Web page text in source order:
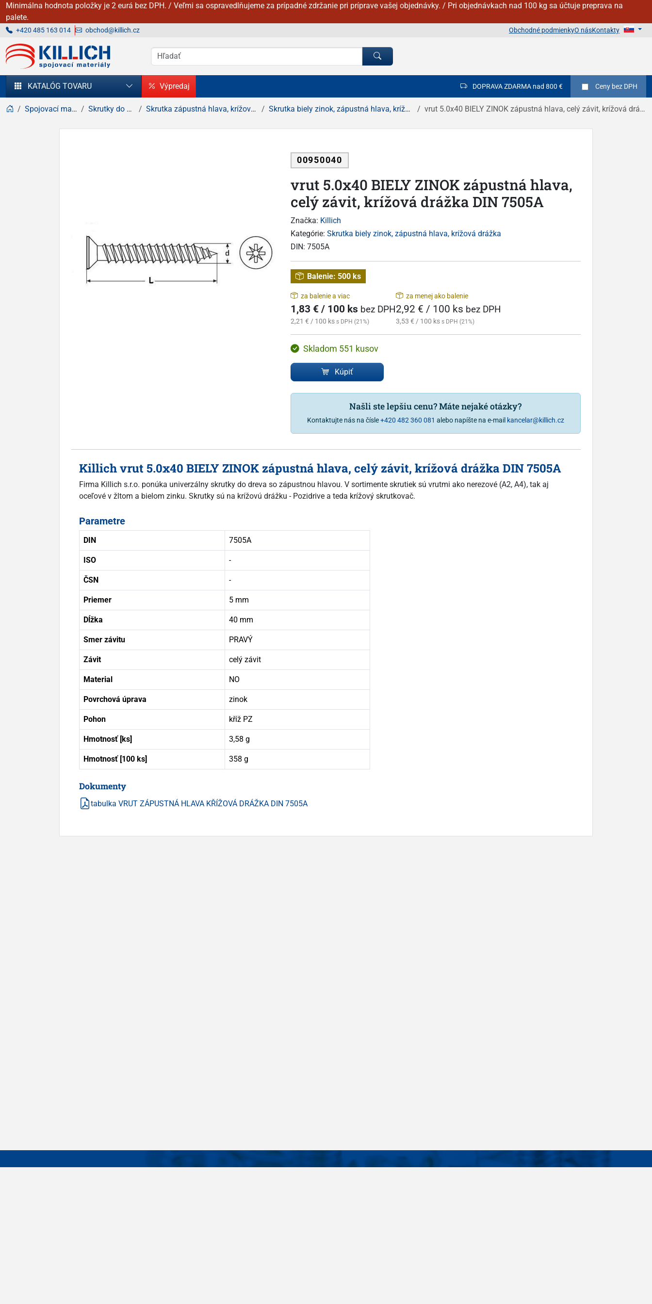
Minimálna hodnota položky je 2 eurá bez DPH. / Veľmi sa ospravedlňujeme za prípadné zdržanie pri príprave vašej objednávky. / Pri objednávkach nad 100 kg sa účtuje preprava na
palete.
+420 485 163 014 obchod@killich.cz Obchodné podmienkyO násKontakty
KILLICH - Spojovacie materiály
KATALÓG TOVARU Výpredaj DOPRAVA ZDARMA nad 800 € Ceny bez DPH
Spojovací materiál Skrutky do dreva Skrutka zápustná hlava, krížová drážka Skrutka biely zinok, zápustná hlava, krížová drážka vrut 5.0x40 BIELY ZINOK zápustná hlava, celý závit, krížová drážka DIN 7505A
00950040
vrut 5.0x40 BIELY ZINOK zápustná hlava,
celý závit, krížová drážka DIN 7505A
Značka: Killich
Kategórie: Skrutka biely zinok, zápustná hlava, krížová drážka
DIN: 7505A
Balenie: 500 ks
za balenie a viac
1,83 € / 100 ks bez DPH
2,21 € / 100 ks s DPH (21%)
za menej ako balenie
2,92 € / 100 ks bez DPH
3,53 € / 100 ks s DPH (21%)
Skladom 551 kusov
Kúpiť
Našli ste lepšiu cenu? Máte nejaké otázky?
Kontaktujte nás na čísle+420 482 360 081 alebo napíšte na e-mail kancelar@killich.cz
Killich vrut 5.0x40 BIELY ZINOK zápustná hlava, celý závit, krížová drážka DIN 7505A
Firma Killich s.r.o. ponúka univerzálny skrutky do dreva so zápustnou hlavou. V sortimente skrutiek sú vrutmi ako nerezové (A2, A4), tak aj
oceľové v žltom a bielom zinku. Skrutky sú na krížovú drážku - Pozidrive a teda krížový skrutkovač.
Parametre
DIN 7505A
ISO -
ČSN -
Priemer 5 mm
Dĺžka 40 mm
Smer závitu PRAVÝ
Závit celý závit
Material NO
Povrchová úprava zinok
Pohon kříž PZ
Hmotnosť [ks] 3,58 g
Hmotnosť [100 ks] 358 g
Dokumenty
tabulka VRUT ZÁPUSTNÁ HLAVA KŘÍŽOVÁ DRÁŽKA DIN 7505A